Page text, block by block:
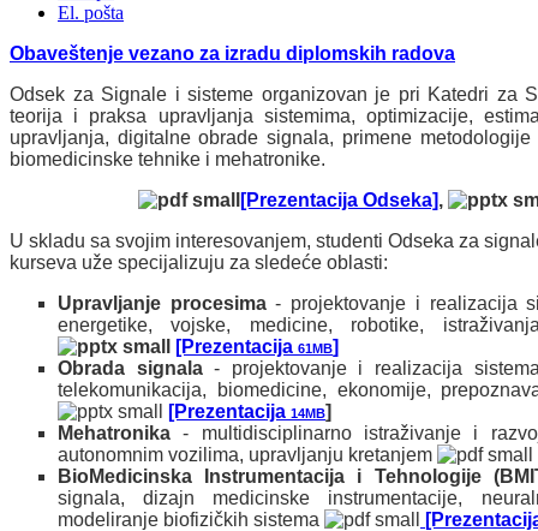
El. pošta
Obaveštenje vezano za izradu diplomskih radova
Odsek za Signale i sisteme organizovan je pri Katedri za
teorija i praksa upravljanja sistemima, optimizacije,
upravljanja, digitalne obrade signala, primene
biomedicinske tehnike i mehatronike.
[Prezentacija Odseka],
U skladu sa svojim interesovanjem, studenti Odseka za
kurseva uže specijalizuju za sledeće oblasti:
Upravljanje procesima- projektovanje i realizacija
energetike, vojske, medicine, robotike,
[Prezentacija 61MB]
Obrada signala- projektovanje i realizacija
telekomunikacija, biomedicine, ekonomije,
[Prezentacija 14MB]
Mehatronika - multidisciplinarno istraživanje i
autonomnim vozilima, upravljanju kretanjem
BioMedicinska Instrumentacija i Tehnologije
signala,dizajn medicinske instrumentacije,
modeliranje biofizičkih sistema